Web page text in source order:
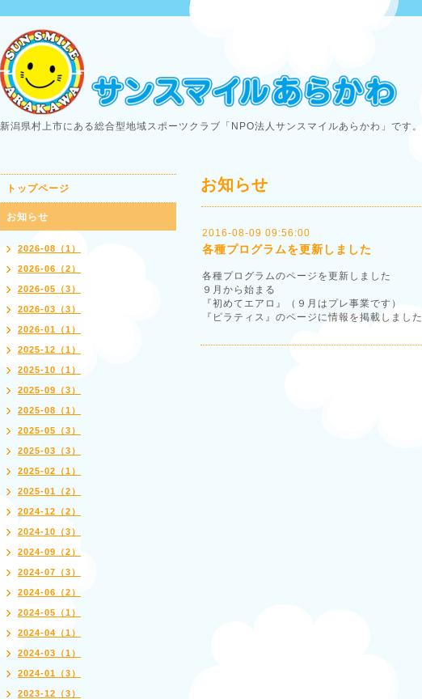
新潟県村上市にある総合型地域スポーツクラブ「NPO法人サンスマイルあらかわ」です。
お知らせ
2016-08-09 09:56:00
各種プログラムを更新しました
各種プログラムのページを更新しました
９月から始まる
『初めてエアロ』（９月はプレ事業です）
『ピラティス』のページに情報を掲載しました
トップページ
お知らせ
2026-08（1）
2026-06（2）
2026-05（3）
2026-03（3）
2026-01（1）
2025-12（1）
2025-10（1）
2025-09（3）
2025-08（1）
2025-05（3）
2025-03（3）
2025-02（1）
2025-01（2）
2024-12（2）
2024-10（3）
2024-09（2）
2024-07（3）
2024-06（2）
2024-05（1）
2024-04（1）
2024-03（1）
2024-01（3）
2023-12（3）